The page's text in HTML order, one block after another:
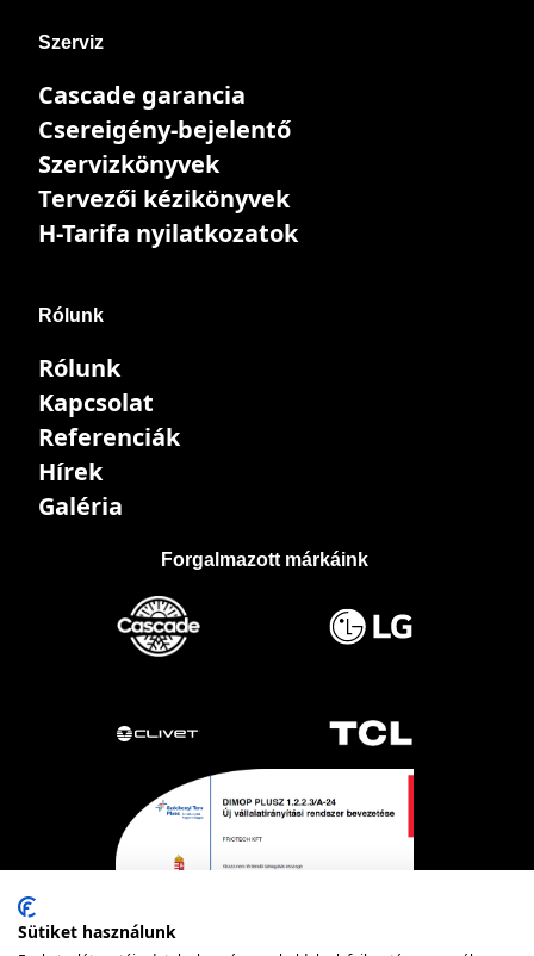
Szerviz
Cascade garancia
Csereigény-bejelentő
Szervizkönyvek
Tervezői kézikönyvek
H-Tarifa nyilatkozatok
Rólunk
Rólunk
Kapcsolat
Referenciák
Hírek
Galéria
Forgalmazott márkáink
Sütiket használunk